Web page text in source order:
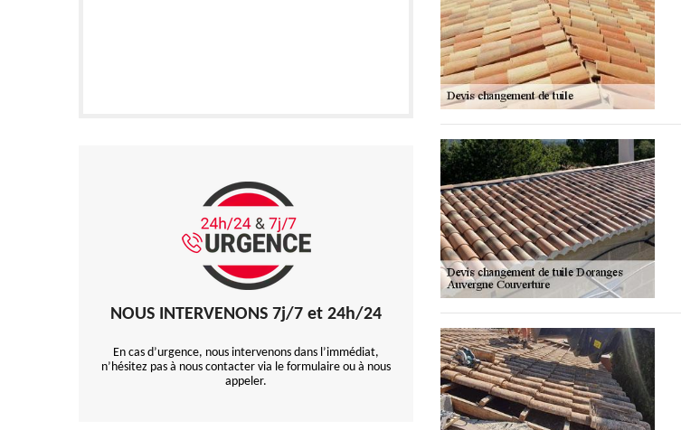
NOUS INTERVENONS 7j/7 et 24h/24
En cas d’urgence, nous intervenons dans l’immédiat,
n’hésitez pas à nous contacter via le formulaire ou à nous
appeler.